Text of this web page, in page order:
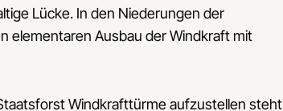
Lücke. In den Niederungen der
elementaren Ausbau der Windkraft mit
Windkrafttürme aufzustellen steht